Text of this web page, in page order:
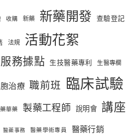
收購 新藥 新藥開發 查驗登記
法規 活動花絮
務據點 生技醫藥專利 生醫專欄
治療 職前班 臨床試驗
藥華藥 製藥工程師 說明會 講座
醫藥事務 醫藥學術專員 醫藥行銷